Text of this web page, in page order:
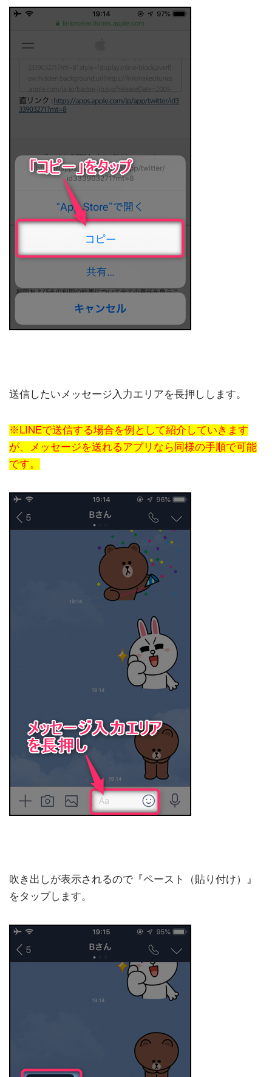
送信したいメッセージ入力エリアを長押しします。
※LINEで送信する場合を例として紹介していきます
が、メッセージを送れるアプリなら同様の手順で可能
です。
吹き出しが表示されるので『ペースト（貼り付け）』
をタップします。